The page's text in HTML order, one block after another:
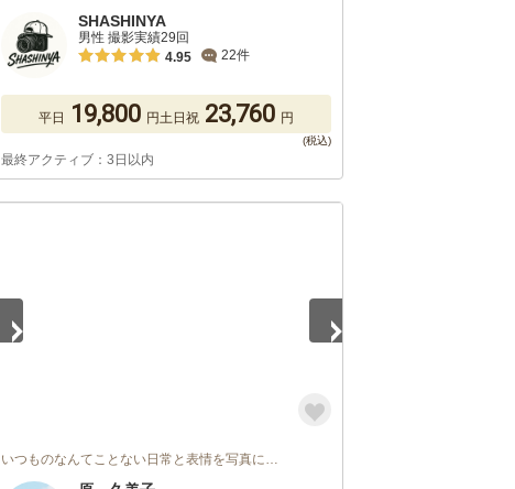
SHASHINYA
男性 撮影実績29回
4.95
22件
平日 19,800 円土日祝 23,760 円
最終アクティブ：3日以内
いつものなんてことない日常と表情を写真に…